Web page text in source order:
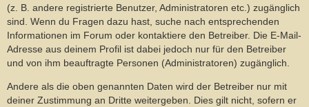
(z. B. andere registrierte Benutzer, Administratoren etc.) zugänglich
sind. Wenn du Fragen dazu hast, suche nach entsprechenden
Informationen im Forum oder kontaktiere den Betreiber. Die E-Mail-
Adresse aus deinem Profil ist dabei jedoch nur für den Betreiber
und von ihm beauftragte Personen (Administratoren) zugänglich.
Andere als die oben genannten Daten wird der Betreiber nur mit
deiner Zustimmung an Dritte weitergeben. Dies gilt nicht, sofern er